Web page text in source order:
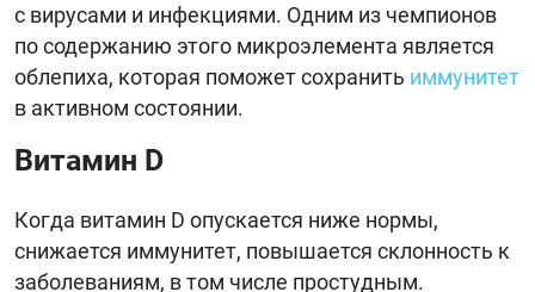
с вирусами и инфекциями. Одним из чемпионов
по содержанию этого микроэлемента является
облепиха, которая поможет сохранить иммунитет
в активном состоянии.
Витамин D
Когда витамин D опускается ниже нормы,
снижается иммунитет, повышается склонность к
заболеваниям, в том числе простудным.